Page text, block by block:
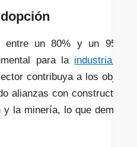
un 80% y un 95% en
para la industria de la
contribuya a los objetivos
alianzas con constructores y
la minería, lo que demuestra